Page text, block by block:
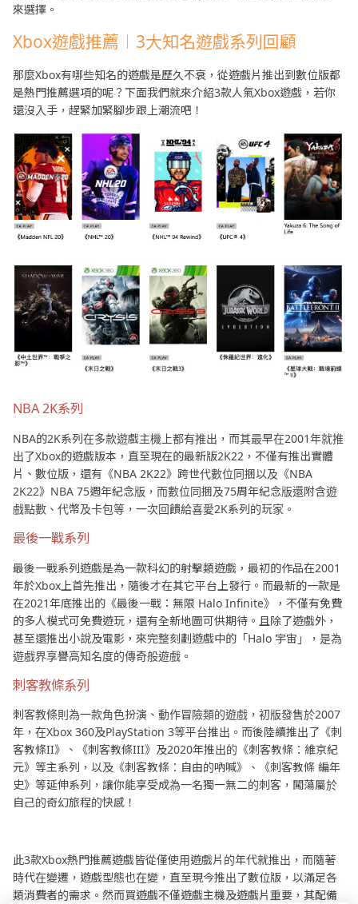
來選擇。
Xbox遊戲推薦︱3大知名遊戲系列回顧
那麼Xbox有哪些知名的遊戲是歷久不衰，從遊戲片推出到數位版都
是熱門推薦選項的呢？下面我們就來介紹3款人氣Xbox遊戲，若你
還沒入手，趕緊加緊腳步跟上潮流吧！
NBA 2K系列
NBA的2K系列在多款遊戲主機上都有推出，而其最早在2001年就推
出了Xbox的遊戲版本，直至現在的最新版2K22，不僅有推出實體
片、數位版，還有《NBA 2K22》跨世代數位同捆以及《NBA
2K22》NBA 75週年紀念版，而數位同捆及75周年紀念版還附含遊
戲點數、代幣及卡包等，一次回饋給喜愛2K系列的玩家。
最後一戰系列
最後一戰系列遊戲是為一款科幻的射擊類遊戲，最初的作品在2001
年於Xbox上首先推出，隨後才在其它平台上發行。而最新的一款是
在2021年底推出的《最後一戰：無限 Halo Infinite》，不僅有免費
的多人模式可免費遊玩，還有全新地圖可供期待。且除了遊戲外，
甚至還推出小說及電影，來完整刻劃遊戲中的「Halo 宇宙」，是為
遊戲界享譽高知名度的傳奇般遊戲。
刺客教條系列
刺客教條則為一款角色扮演、動作冒險類的遊戲，初版發售於2007
年，在Xbox 360及PlayStation 3等平台推出。而後陸續推出了《刺
客教條II》、《刺客教條III》及2020年推出的《刺客教條：維京紀
元》等主系列，以及《刺客教條：自由的吶喊》、《刺客教條 編年
史》等延伸系列，讓你能享受成為一名獨一無二的刺客，闖蕩屬於
自己的奇幻旅程的快感！
此3款Xbox熱門推薦遊戲皆從僅使用遊戲片的年代就推出，而隨著
時代在變遷，遊戲型態也在變，直至現今推出了數位版，以滿足各
類消費者的需求。然而買遊戲不僅遊戲主機及遊戲片重要，其配備